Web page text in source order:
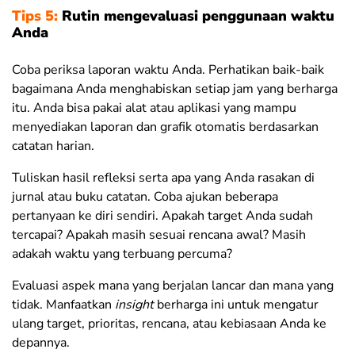
Tips 5: Rutin mengevaluasi penggunaan waktu
Anda
Coba periksa laporan waktu Anda. Perhatikan baik-baik
bagaimana Anda menghabiskan setiap jam yang berharga
itu. Anda bisa pakai alat atau aplikasi yang mampu
menyediakan laporan dan grafik otomatis berdasarkan
catatan harian.
Tuliskan hasil refleksi serta apa yang Anda rasakan di
jurnal atau buku catatan. Coba ajukan beberapa
pertanyaan ke diri sendiri. Apakah target Anda sudah
tercapai? Apakah masih sesuai rencana awal? Masih
adakah waktu yang terbuang percuma?
Evaluasi aspek mana yang berjalan lancar dan mana yang
tidak. Manfaatkan insightberharga ini untuk mengatur
ulang target, prioritas, rencana, atau kebiasaan Anda ke
depannya.